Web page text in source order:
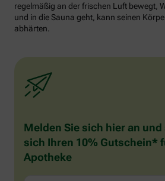
regelmäßig an der frischen Luft bewegt,
und in die Sauna geht, kann seinen
abhärten.
Melden Sie sich hier an
sich Ihren 10% Gutschein*
Apotheke